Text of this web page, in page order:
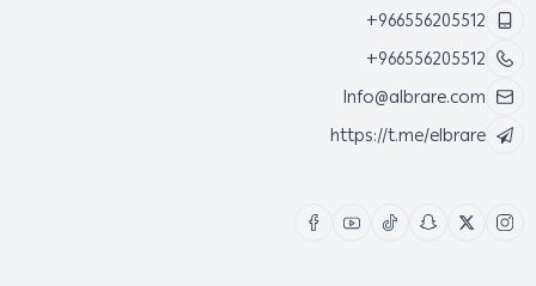
+966556205512
+966556205512
Info@albrare.com
https://t.me/elbrare